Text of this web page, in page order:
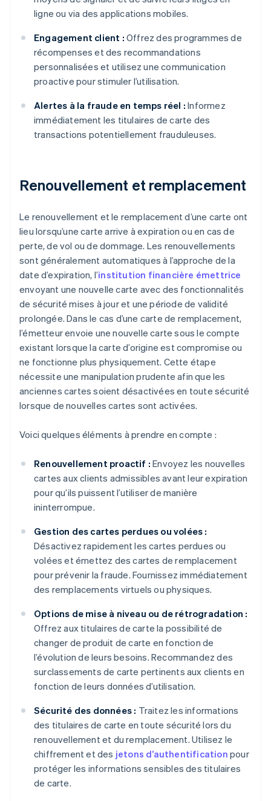
ligne ou via des applications mobiles.
Engagement client : Offrez des programmes de
récompenses et des recommandations
personnalisées et utilisez une communication
proactive pour stimuler l’utilisation.
Alertes à la fraude en temps réel : Informez
immédiatement les titulaires de carte des
transactions potentiellement frauduleuses.
Renouvellement et remplacement
Le renouvellement et le remplacement d’une carte ont
lieu lorsqu’une carte arrive à expiration ou en cas de
perte, de vol ou de dommage. Les renouvellements
sont généralement automatiques à l’approche de la
date d’expiration, l’institution financière émettrice
envoyant une nouvelle carte avec des fonctionnalités
de sécurité mises à jour et une période de validité
prolongée. Dans le cas d’une carte de remplacement,
l’émetteur envoie une nouvelle carte sous le compte
existant lorsque la carte d’origine est compromise ou
ne fonctionne plus physiquement. Cette étape
nécessite une manipulation prudente afin que les
anciennes cartes soient désactivées en toute sécurité
lorsque de nouvelles cartes sont activées.
Voici quelques éléments à prendre en compte :
Renouvellement proactif : Envoyez les nouvelles
cartes aux clients admissibles avant leur expiration
pour qu’ils puissent l’utiliser de manière
ininterrompue.
Gestion des cartes perdues ou volées :
Désactivez rapidement les cartes perdues ou
volées et émettez des cartes de remplacement
pour prévenir la fraude. Fournissez immédiatement
des remplacements virtuels ou physiques.
Options de mise à niveau ou de rétrogradation :
Offrez aux titulaires de carte la possibilité de
changer de produit de carte en fonction de
l’évolution de leurs besoins. Recommandez des
surclassements de carte pertinents aux clients en
fonction de leurs données d’utilisation.
Sécurité des données : Traitez les informations
des titulaires de carte en toute sécurité lors du
renouvellement et du remplacement. Utilisez le
chiffrement et des jetons d’authentification pour
protéger les informations sensibles des titulaires
de carte.